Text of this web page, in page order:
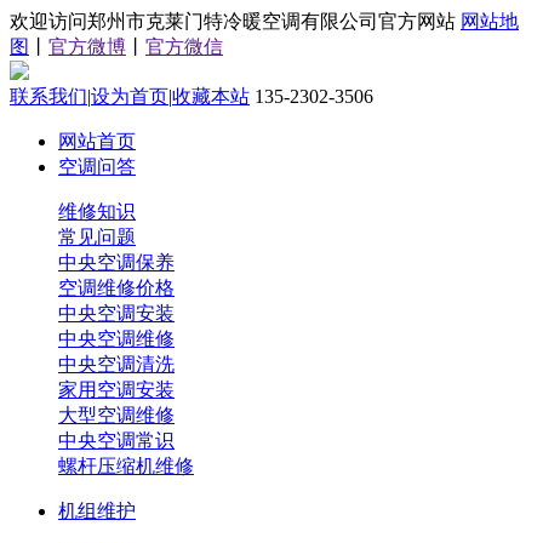
欢迎访问郑州市克莱门特冷暖空调有限公司官方网站 网站地
图
官方微博 官方微信
联系我们|设为首页|收藏本站 135-2302-3506
网站首页
空调问答
维修知识
常见问题
中央空调保养
空调维修价格
中央空调安装
中央空调维修
中央空调清洗
家用空调安装
大型空调维修
中央空调常识
螺杆压缩机维修
机组维护